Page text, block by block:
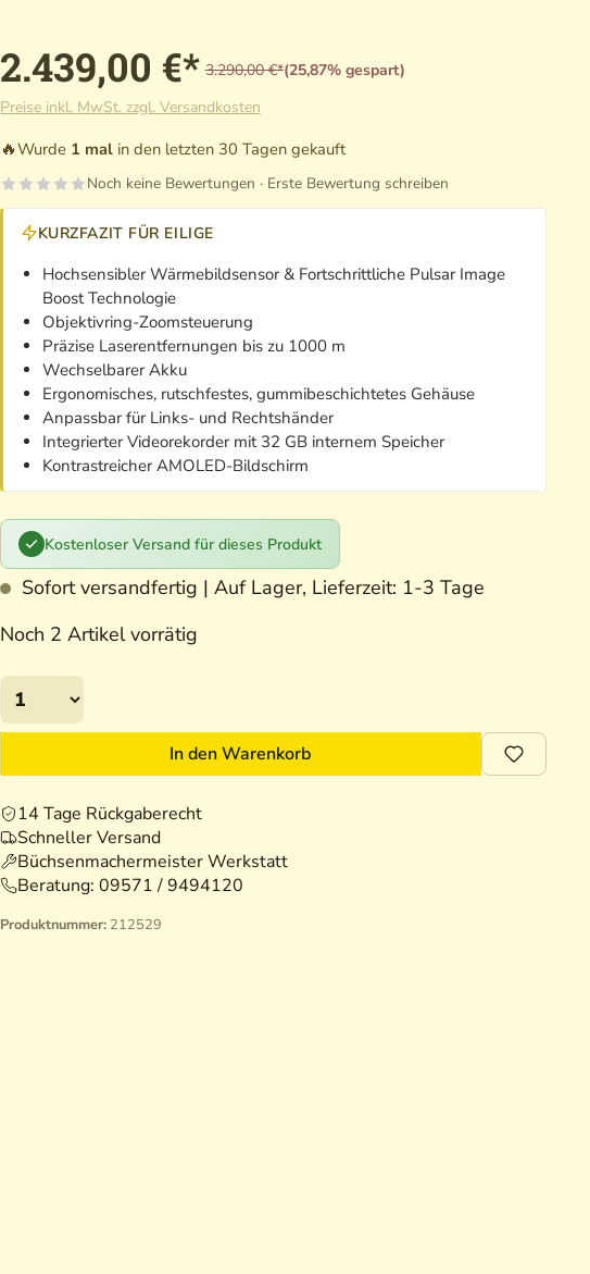
2.439,00 €* 3.290,00 €*(25,87% gespart)
Preise inkl. MwSt. zzgl. Versandkosten
🔥Wurde 1 malin den letzten 30 Tagen gekauft
Noch keine Bewertungen · Erste Bewertung schreiben
KURZFAZIT FÜR EILIGE
Hochsensibler Wärmebildsensor & Fortschrittliche Pulsar Image
Boost Technologie
Objektivring-Zoomsteuerung
Präzise Laserentfernungen bis zu 1000 m
Wechselbarer Akku
Ergonomisches, rutschfestes, gummibeschichtetes Gehäuse
Anpassbar für Links- und Rechtshänder
Integrierter Videorekorder mit 32 GB internem Speicher
Kontrastreicher AMOLED-Bildschirm
Kostenloser Versand für dieses Produkt
Sofort versandfertig | Auf Lager, Lieferzeit: 1-3 Tage
Noch 2 Artikel vorrätig
In den Warenkorb
14 Tage Rückgaberecht
Schneller Versand
Büchsenmachermeister Werkstatt
Beratung: 09571 / 9494120
Produktnummer: 212529